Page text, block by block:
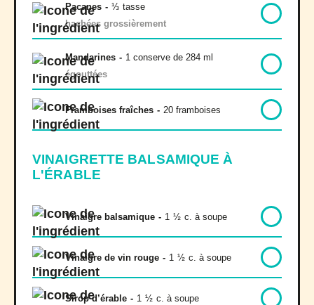
Pacanes - ⅓ tasse
hachées grossièrement
Mandarines - 1 conserve de 284 ml
égouttées
Framboises fraîches - 20 framboises
VINAIGRETTE BALSAMIQUE À
L'ÉRABLE
Vinaigre balsamique - 1 ½ c. à soupe
Vinaigre de vin rouge - 1 ½ c. à soupe
Sirop d’érable - 1 ½ c. à soupe